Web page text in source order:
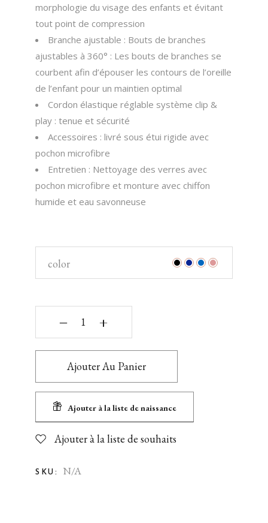
morphologie du visage des enfants et évitant
tout point de compression
Branche ajustable : Bouts de branches
ajustables à 360° : Les bouts de branches se
courbent afin d’épouser les contours de l’oreille
de l’enfant pour un maintien optimal
Cordon élastique réglable système clip &
play : tenue et sécurité
Accessoires : livré sous étui rigide avec
pochon microfibre
Entretien : Nettoyage des verres avec
pochon microfibre et monture avec chiffon
humide et eau savonneuse
color
‒ +
Ajouter Au Panier
Ajouter à la liste de naissance
Ajouter à la liste de souhaits
SKU: N/A